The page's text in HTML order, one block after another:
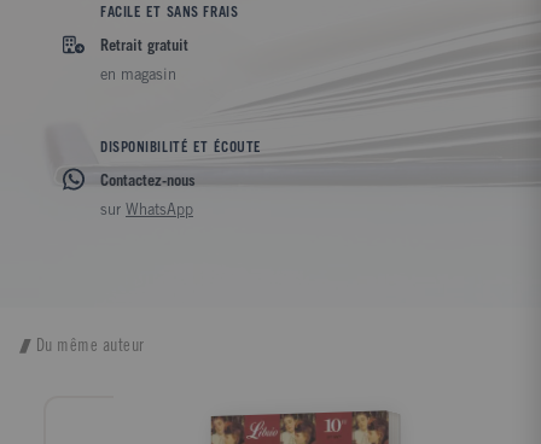
FACILE ET SANS FRAIS
Retrait gratuit
en magasin
DISPONIBILITÉ ET ÉCOUTE
Contactez-nous
sur WhatsApp
Du même auteur